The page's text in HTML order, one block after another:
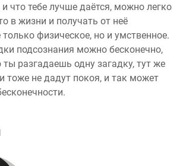
что тебе лучше даётся, можно легко
в жизни и получать от неё
физическое, но и умственное.
подсознания можно бесконечно,
ты разгадаешь одну загадку, тут же
тоже не дадут покоя, и так может